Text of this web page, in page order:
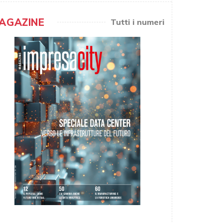
Tutti i numeri